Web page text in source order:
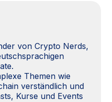
von Crypto Nerds,
Themen wie
verständlich und
Kurse und Events